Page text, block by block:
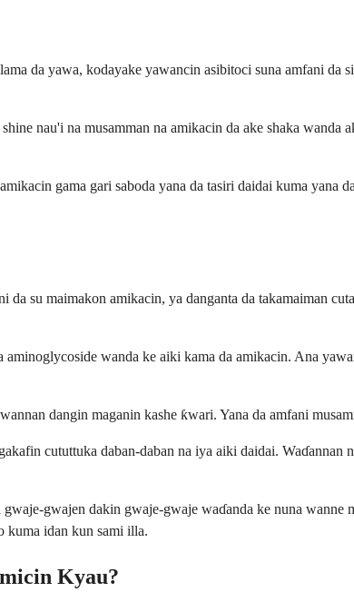
da yawa, kodayake yawancin asibitoci suna amfani
nau'i na musamman na amikacin da ake shaka
gama gari saboda yana da tasiri daidai kuma yana
da su maimakon amikacin, ya danganta da takamaiman
wanda ke aiki kama da amikacin. Ana
dangin maganin kashe ƙwari. Yana da amfani
cututtuka daban-daban na iya aiki daidai.
gwaje-gwajen dakin gwaje-gwaje waɗanda ke nuna
kuma idan kun sami illa.
Kyau?